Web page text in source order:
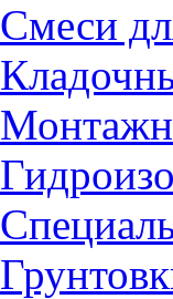
Смеси